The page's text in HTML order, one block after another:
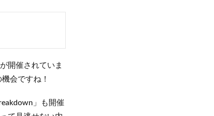
開催されていま
会ですね！
」も開催